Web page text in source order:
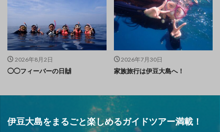
2026年8月2日
◯◯フィーバーの日🙌
2026年7月30日
家族旅行は伊豆大島へ！
伊豆大島をまるごと楽しめるガイドツアー満載！